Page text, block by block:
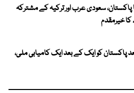
سعودی عرب اور ترکیہ کے مشترکہ
خیرمقدم
پاکستان کو ایک کے بعد ایک کامیابی ملی،